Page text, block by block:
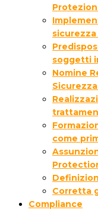
soggetti
Nomine
come
Corretta
Compliance